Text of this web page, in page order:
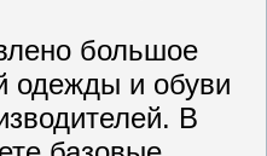
большое
одежды и обуви
В